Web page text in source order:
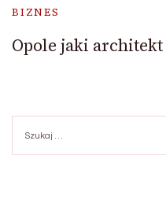
BIZNES
Opole jaki architekt